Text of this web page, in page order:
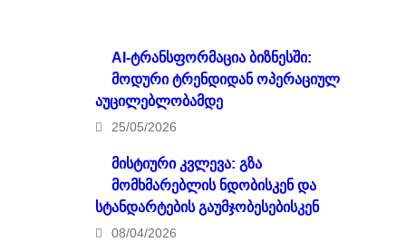
AI-ტრანსფორმაცია ბიზნესში:
მოდური ტრენდიდან ოპერაციულ
აუცილებლობამდე
25/05/2026
მისტიური კვლევა: გზა
მომხმარებლის ნდობისკენ და
სტანდარტების გაუმჯობესებისკენ
08/04/2026